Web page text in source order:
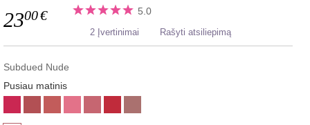
2300€ 5.0
2 Įvertinimai Rašyti atsiliepimą
Subdued Nude
Pusiau matinis